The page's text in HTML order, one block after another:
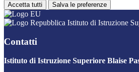
Accetta tutti Salva le preferenze
Istituto di Istruzione
Contatti
Istituto di Istruzione Superiore Blaise